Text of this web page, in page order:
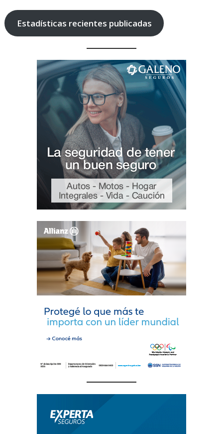
Estadísticas recientes publicadas